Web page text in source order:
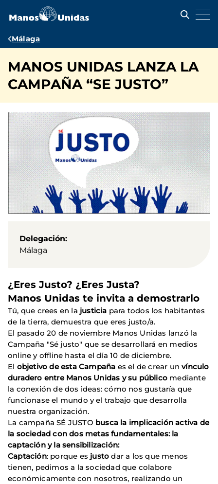
contenido
Ruta
navegación
Málaga
MANOS UNIDAS LANZA LA
CAMPAÑA “SE JUSTO”
Delegación
Málaga
¿Eres Justo? ¿Eres Justa?
Manos Unidas te invita a demostrarlo
Tú, que crees en la justicia para todos los habitantes
de la tierra, demuestra que eres justo/a.
El pasado 20 de noviembre Manos Unidas lanzó la
Campaña "Sé justo" que se desarrollará en medios
online y offline hasta el día 10 de diciembre.
El objetivo de esta Campaña es el de crear unvínculo
duradero entre Manos Unidas y su público mediante
la conexión de dos ideas: cómo nos gustaría que
funcionase el mundo y el trabajo que desarrolla
nuestra organización.
La campaña SÉ JUSTO busca la implicación activa de
la sociedad con dos metas fundamentales: la
captación y la sensibilización:
Captación: porque es justo dar a los que menos
tienen, pedimos a la sociedad que colabore
económicamente con nosotros, realizando un